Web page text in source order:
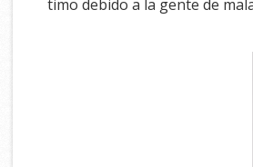
timo debido a la gente de